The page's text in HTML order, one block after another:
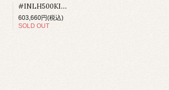
#INLH500KIT.US Winch Kit-Lokhead 500 Reversible PLT MWL 285kg （送料込み）
603,660円(税込)
SOLD OUT